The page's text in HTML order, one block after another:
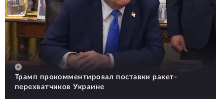
Трамп прокомментировал поставки ракет-
перехватчиков Украине